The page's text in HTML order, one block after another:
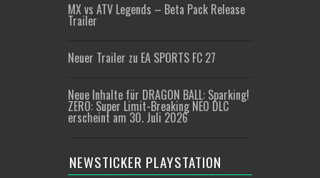
MX vs ATV Legends – Beta Pack Release
Trailer
Neuer Trailer zu EA SPORTS FC 27
Neue Inhalte für DRAGON BALL: Sparking!
ZERO: Super Limit-Breaking NEO DLC
erscheint am 30. Juli 2026
NEWSTICKER PLAYSTATION